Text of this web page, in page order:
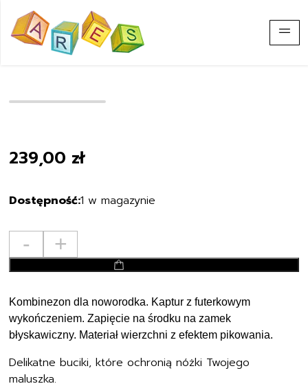
239,00 zł
1 w magazynie
-
Mayoral
kombinezon
2615
Rozmiar
75
9M
+
Kombinezon dla noworodka. Kaptur z futerkowym
wykończeniem. Zapięcie na środku na zamek
błyskawiczny. Materiał wierzchni z efektem pikowania.
Delikatne buciki, które ochronią nóżki Twojego
maluszka.